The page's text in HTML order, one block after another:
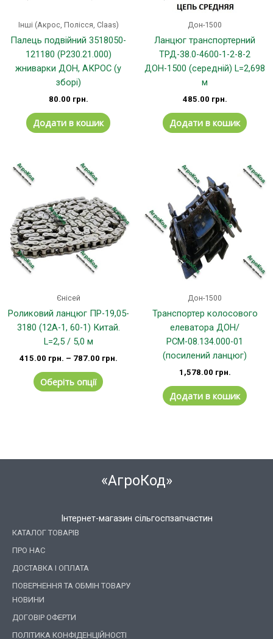
Інші (Акрос, Полісся, Claas)
Палець подвійний 3518050-
121180 (Р230.21.000)
жниварки ДОН, АКРОС (у
зборі)
80.00 грн.
Додати в кошик
Дон-1500
Ланцюг транспортерний
ТРД-38.0-4600-1-2-8-2
ДОН-1500 (середній) L=2,698
м
485.00 грн.
Додати в кошик
Єнісей
Роликовий ланцюг ПР-19,05-
3180 (12А-1, 60-1) Китай.
L=2,5 / 5,0 м
415.00 грн. – 787.00 грн.
Оберіть опції
кілька
варіантів.
Параметри
можна
товару
Дон-1500
Транспортер колосового
елеватора ДОН/
РСМ-08.134.000-01
(посилений ланцюг)
1,578.00 грн.
Додати в кошик
«АгроКод»
Інтернет-магазин сільгоспзапчастин
КАТАЛОГ ТОВАРІВ
ПРО НАС
ДОСТАВКА І ОПЛАТА
ПОВЕРНЕННЯ ТА ОБМІН ТОВАРУ
НОВИНИ
ДОГОВІР ОФЕРТИ
ПОЛІТИКА КОНФІДЕНЦІЙНОСТІ